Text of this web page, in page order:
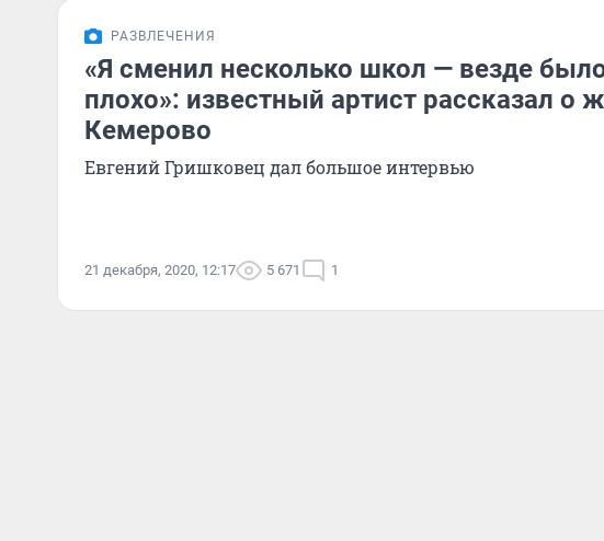
РАЗВЛЕЧЕНИЯ
«Я сменил несколько школ — везде
плохо»: известный артист рассказал о
Кемерово
Евгений Гришковец дал большое интервью
21 декабря, 2020, 12:17 5 671 1